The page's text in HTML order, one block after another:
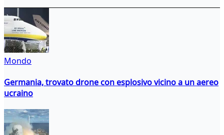
Mondo
Germania, trovato drone con esplosivo vicino a un aereo
ucraino